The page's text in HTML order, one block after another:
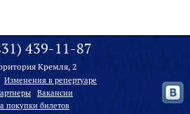
439-11-87
Кремля, 2
Изменения в репертуаре
Вакансии
покупки билетов